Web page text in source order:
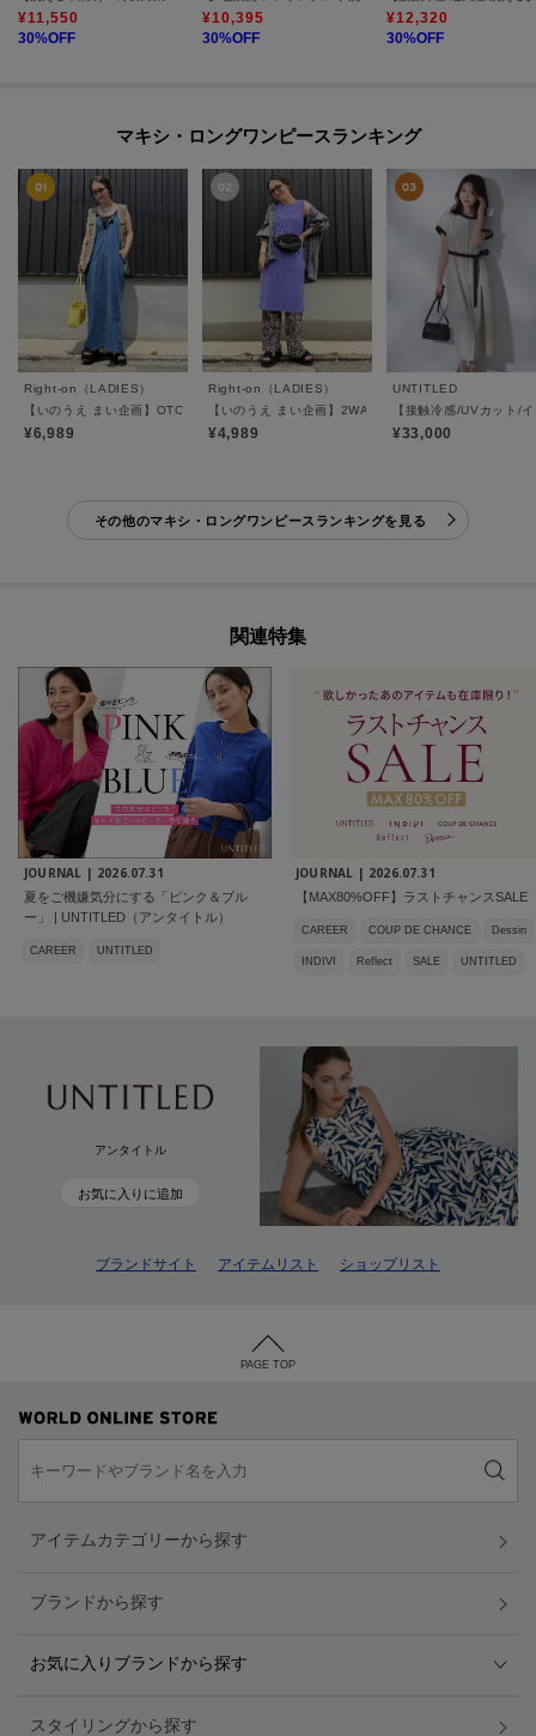
¥11,550
30%OFF
¥10,395
30%OFF
¥12,320
30%OFF
マキシ・ロングワンピースランキング
Right-on（LADIES）
【いのうえ まい企画】OTONAジャンスカ
¥6,989
Right-on（LADIES）
【いのうえ まい企画】2WAYリブワンピース
¥4,989
UNTITLED
【接触冷感/UVカット/
¥33,000
その他のマキシ・ロングワンピースランキングを見る
関連特集
JOURNAL | 2026.07.31
夏をご機嫌気分にする「ピンク＆ブル
ー」 | UNTITLED（アンタイトル）
CAREER UNTITLED
JOURNAL | 2026.07.31
【MAX80%OFF】ラストチャンスSALE
CAREER COUP DE CHANCE Dessin
INDIVI Reflect SALE UNTITLED
アンタイトル
お気に入りに追加
ブランドサイト アイテムリスト ショップリスト
PAGE TOP
アイテムカテゴリーから探す
ブランドから探す
お気に入りブランドから探す
スタイリングから探す